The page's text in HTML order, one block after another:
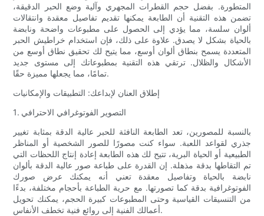
المتطورة. بفضل حجم القطرات المجهري وآلية وضع الحبر الدقيقة،
تضمن هذه التقنية أن الطابعة يمكنها تقديم تفاصيل معقدة وانتقالات
ألوان سلسة، مما يؤدي إلى الحصول على مطبوعات واضحة ونابضة
بالحياة بشكل لا يصدق. علاوة على ذلك، فإن استخدام خراطيش الحبر
المتعددة يسمح بنطاق ألوان أوسع، مما يتيح لك تحقيق نطاق أوسع من
الأشكال والظلال. ترتقي هذه التقنية بمطبوعاتك إلى مستوى جديد
تمامًا، مما يجعلها مميزة حقًا.
إطلاق العنان لإبداعك: التطبيقات والإمكانيات
1. التصوير الفوتوغرافي الاحترافي
بالنسبة للمصورين، تعد الطابعة النافثة للحبر عالية الدقة بمثابة تغيير
جذري لقواعد اللعبة. سواء كنت مصورًا للصور الشخصية أو المناظر
الطبيعية أو الحياة البرية، تتيح لك هذه الطابعة إعادة إنتاج اللحظات التي
تم التقاطها بدقة مذهلة. إن القدرة على طباعة صور عالية الدقة بألوان
نابضة بالحياة وتفاصيل معقدة تعني أنه يمكنك عرض صورك
الفوتوغرافية بدقة كما تصورتها. مع حرية الطباعة بأحجام مختلفة، بدءًا
من التنسيقات القياسية وحتى المطبوعات كبيرة الحجم، يمكنك تحويل
أعمالك الفنية إلى روائع فنية تخطف الأنفاس.